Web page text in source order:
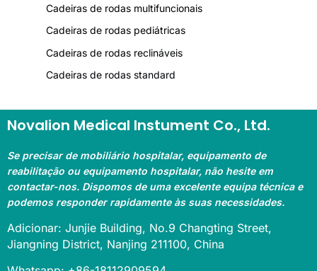
Cadeiras de rodas multifuncionais
Cadeiras de rodas pediátricas
Cadeiras de rodas reclináveis
Cadeiras de rodas standard
Novalion Medical Instument Co., Ltd.
Se precisar de mobiliário hospitalar, equipamento de
reabilitação ou equipamento hospitalar, não hesite em
contactar-nos. Dispomos de uma excelente equipa técnica e
podemos responder rapidamente às suas necessidades.
Adicionar: Junjie Building, No.9 Changting Street,
Jiangning District, Nanjing 211100, China